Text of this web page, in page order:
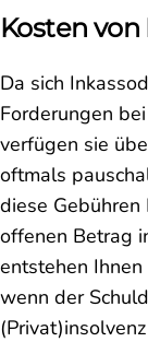
Kosten
Da sich
Forderungen
verfügen sie
oftmals
diese Gebühren
offenen Betrag
entstehen
wenn der